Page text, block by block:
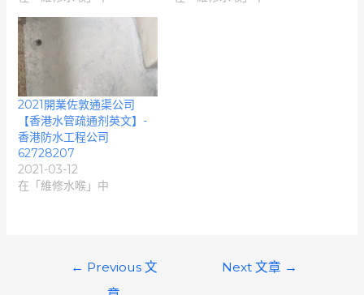
2021開業佐敦通渠公司
【香港水管疏通剂英文】-
香港防水工程公司
62728207
2021-03-12
在「維修水喉」中
← Previous 文
Next 文章 →